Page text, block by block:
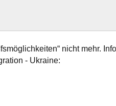
nicht mehr.
- Ukraine: